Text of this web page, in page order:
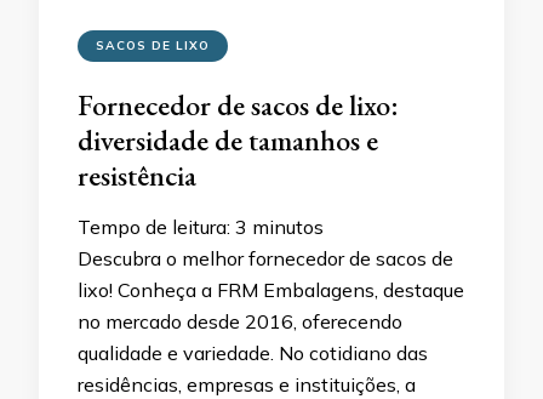
SACOS DE LIXO
Fornecedor de sacos de lixo:
diversidade de tamanhos e
resistência
Tempo de leitura: 3 minutos
Descubra o melhor fornecedor de sacos de
lixo! Conheça a FRM Embalagens, destaque
no mercado desde 2016, oferecendo
qualidade e variedade. No cotidiano das
residências, empresas e instituições, a